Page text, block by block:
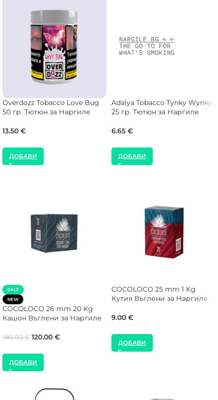
Overdozz Tobacco Love Bug
50 гр. Тютюн за Наргиле
13.50 €
ДОБАВИ
Adalya Tobacco Tynky Wynky
25 гр. Тютюн за Наргиле
6.65 €
ДОБАВИ
SALE
NEW
COCOLOCO 26 mm 20 Kg
Кашон Въглени за Наргиле
180.00€ 120.00 €
ДОБАВИ
COCOLOCO 25 mm 1 Kg
Кутия Въглени за Наргиле
9.00 €
ДОБАВИ